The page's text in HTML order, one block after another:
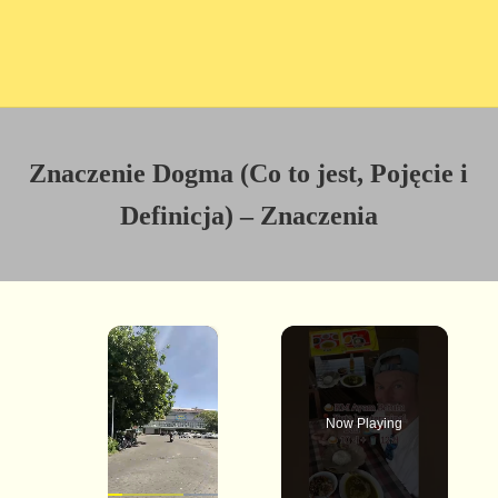
Znaczenie Dogma (Co to jest, Pojęcie i
Definicja) – Znaczenia
×
Now Playing